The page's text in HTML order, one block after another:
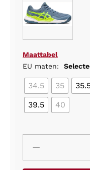
Maattabel
EU maten:
34.5 35
39.5
40